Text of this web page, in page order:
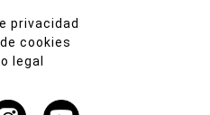
privacidad
cookies
legal